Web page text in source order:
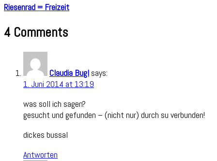
Riesenrad = Freizeit
4 Comments
Claudia Bugl says:
1. Juni 2014 at 13:19
was soll ich sagen?
gesucht und gefunden – (nicht nur) durch su verbunden!
dickes bussal
Antworten